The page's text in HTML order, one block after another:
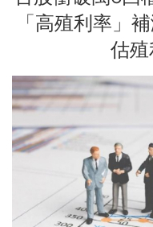
「高殖利率」
估